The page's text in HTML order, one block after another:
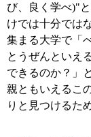
び、良く学べ)"
けでは十分では
集まる大学で「
とうぜんといえ
できるのか？」
親ともいえるこ
りと見つけるた